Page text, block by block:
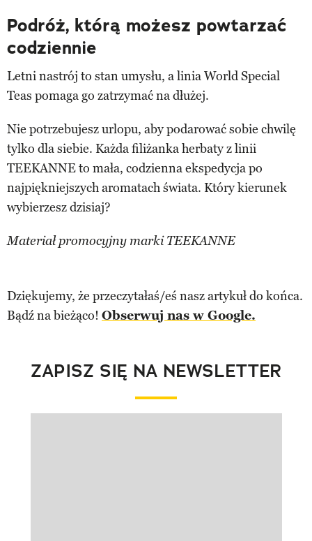
Podróż, którą możesz powtarzać
codziennie
Letni nastrój to stan umysłu, a linia World Special
Teas pomaga go zatrzymać na dłużej.
Nie potrzebujesz urlopu, aby podarować sobie chwilę
tylko dla siebie. Każda filiżanka herbaty z linii
TEEKANNE to mała, codzienna ekspedycja po
najpiękniejszych aromatach świata. Który kierunek
wybierzesz dzisiaj?
Materiał promocyjny marki TEEKANNE
Dziękujemy, że przeczytałaś/eś nasz artykuł do końca.
Bądź na bieżąco! Obserwuj nas w Google.
ZAPISZ SIĘ NA NEWSLETTER